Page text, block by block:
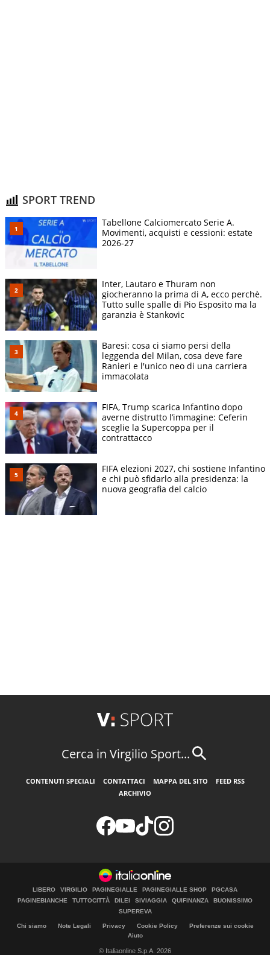
SPORT TREND
Tabellone Calciomercato Serie A.
Movimenti, acquisti e cessioni: estate
2026-27
Inter, Lautaro e Thuram non
giocheranno la prima di A, ecco perchè.
Tutto sulle spalle di Pio Esposito ma la
garanzia è Stankovic
Baresi: cosa ci siamo persi della
leggenda del Milan, cosa deve fare
Ranieri e l'unico neo di una carriera
immacolata
FIFA, Trump scarica Infantino dopo
averne distrutto l’immagine: Ceferin
sceglie la Supercoppa per il
contrattacco
FIFA elezioni 2027, chi sostiene Infantino
e chi può sfidarlo alla presidenza: la
nuova geografia del calcio
Cerca in Virgilio Sport...
CONTENUTI SPECIALI CONTATTACI MAPPA DEL SITO
FEED RSS
ARCHIVIO
LIBERO VIRGILIO PAGINEGIALLE PAGINEGIALLE SHOP
PGCASA
PAGINEBIANCHE
TUTTOCITTÀ DILEI SIVIAGGIA QUIFINANZA
BUONISSIMO
SUPEREVA
Chi siamo Note Legali Privacy Cookie Policy
Preferenze sui cookie
Aiuto
© Italiaonline S.p.A. 2026